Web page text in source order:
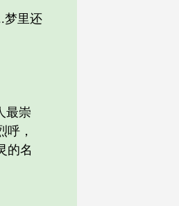
梦里还
最崇
呼，
的名